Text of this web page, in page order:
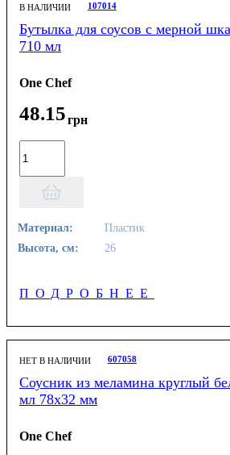
В НАЛИЧИИ 107014
Бутылка для соусов с мерной
710 мл
One Chef
48.15грн
Материал:
Пластик
Высота, см:
26
ПОДРОБНЕЕ
НЕТ В НАЛИЧИИ 607058
Соусник из меламина круглый
мл 78х32 мм
One Chef